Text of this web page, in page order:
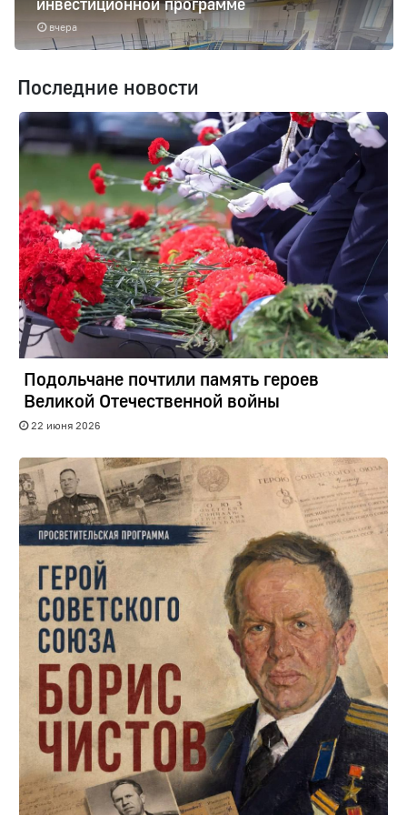
вчера
Последние новости
Подольчане почтили память героев
Великой Отечественной войны
22 июня 2026